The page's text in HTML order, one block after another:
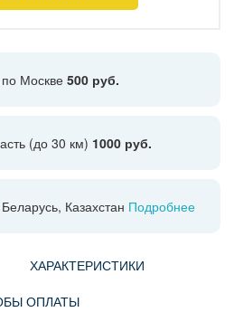
Москве 500 руб.
(до 30 км) 1000 руб.
Казахстан Подробнее
ХАРАКТЕРИСТИКИ
ОПЛАТЫ